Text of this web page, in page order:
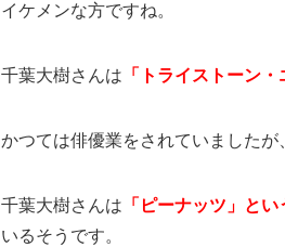
イケメンな方ですね。
千葉大樹さんは 「トライストーン
かつては俳優業をされていましたが
千葉大樹さんは 「ピーナッツ」と
いるそうです。